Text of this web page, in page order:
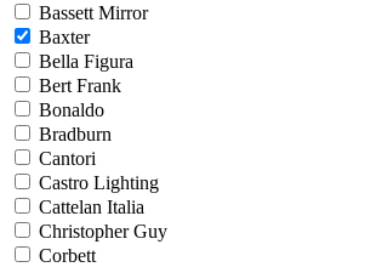
Bassett Mirror
Baxter
Bella Figura
Bert Frank
Bonaldo
Bradburn
Cantori
Castro Lighting
Cattelan Italia
Christopher Guy
Corbett